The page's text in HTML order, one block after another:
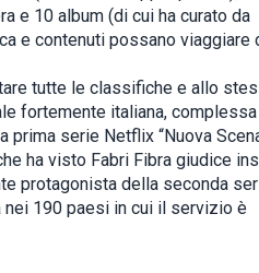
e 10 album (di cui ha curato da
e contenuti possano viaggiare
tutte le classifiche e allo
fortemente italiana,
serie Netflix “Nuova
ha visto Fabri Fibra giudice
protagonista della seconda
190 paesi in cui il servizio è